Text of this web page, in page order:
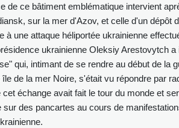
de ce bâtiment emblématique intervient
sur la mer d'Azov, et celle d'un dépôt
à une attaque héliportée ukrainienne
ukrainienne Oleksiy Arestovytch
qui, intimant de se rendre au début de la
de la mer Noire, s'était vu répondre par
échange avait fait le tour du monde et
des pancartes au cours de